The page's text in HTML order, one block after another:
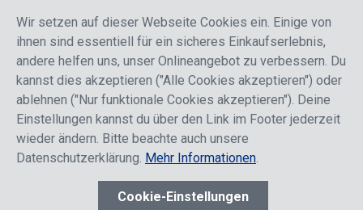
Breite Palette von Luftfahrtprodukten
Fokus auf Pilotenausbildung
Sicher einkaufen
* Alle Preise sind einschließlich der Rabatte, die je nach Login,
Wir setzen auf dieser Webseite Cookies ein. Einige von
ihnen sind essentiell für ein sicheres Einkaufserlebnis,
andere helfen uns, unser Onlineangebot zu verbessern. Du
kannst dies akzeptieren ("Alle Cookies akzeptieren") oder
ablehnen ("Nur funktionale Cookies akzeptieren"). Deine
Einstellungen kannst du über den Link im Footer jederzeit
wieder ändern. Bitte beachte auch unsere
Datenschutzerklärung. Mehr Informationen.
Cookie-Einstellungen